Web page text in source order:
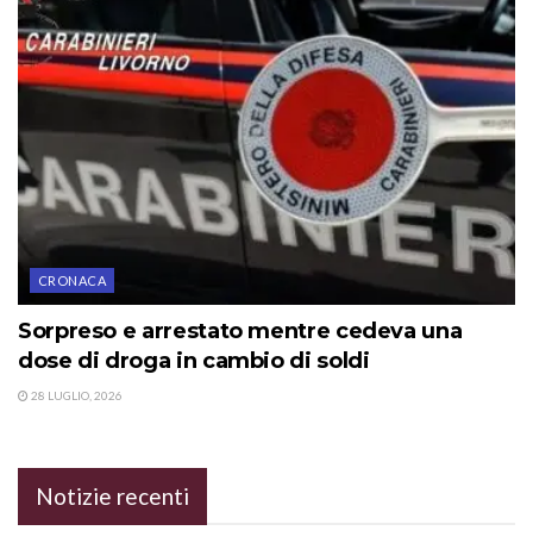
CRONACA
Sorpreso e arrestato mentre cedeva una
dose di droga in cambio di soldi
28 LUGLIO, 2026
Notizie recenti